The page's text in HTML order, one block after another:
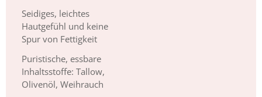
Seidiges, leichtes
Hautgefühl und keine
Spur von Fettigkeit
Puristische, essbare
Inhaltsstoffe: Tallow,
Olivenöl, Weihrauch